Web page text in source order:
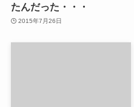
たんだった・・・
2015年7月26日